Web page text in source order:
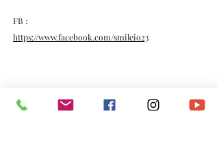
https://www.facebook.com/smileio23
FB：